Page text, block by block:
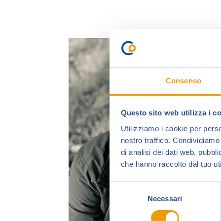
Consenso
Questo sito web utilizza i
Utilizziamo i cookie per
nostro traffico.
di analisi dei dati web,
che hanno raccolto dal tuo
consenso
Necessari